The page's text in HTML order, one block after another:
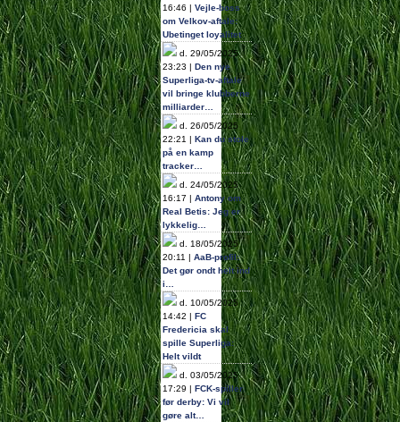
16:46 | Vejle-boss
om Velkov-aftale:
Ubetinget loyalitet
d. 29/05/2025
23:23 | Den nye
Superliga-tv-aftale
vil bringe klubberne
milliarder…
d. 26/05/2025
22:21 | Kan du stole
på en kamp
tracker…
d. 24/05/2025
16:17 | Antony om
Real Betis: Jeg er
lykkelig…
d. 18/05/2025
20:11 | AaB-profil:
Det gør ondt helt ind
i…
d. 10/05/2025
14:42 | FC
Fredericia skal
spille Superliga:
Helt vildt
d. 03/05/2025
17:29 | FCK-spiller
før derby: Vi vil
gøre alt…